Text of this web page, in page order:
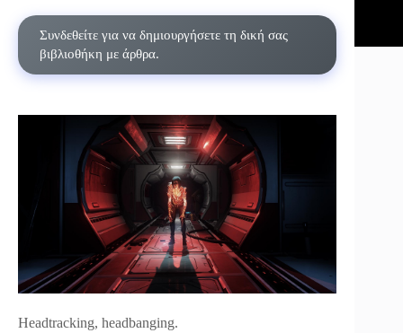
Συνδεθείτε για να δημιουργήσετε τη δική σας
βιβλιοθήκη με άρθρα.
Ηeadtracking, headbanging.